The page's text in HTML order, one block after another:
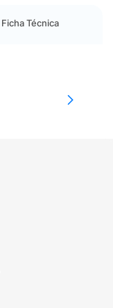
Ficha Técnica